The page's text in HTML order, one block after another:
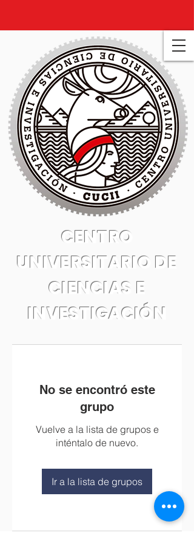
CENTRO
UNIVERSITARIO DE
CIENCIAS E
INVESTIGACIÓN
No se encontró este
grupo
Vuelve a la lista de grupos e
inténtalo de nuevo.
Ir a la lista de grupos